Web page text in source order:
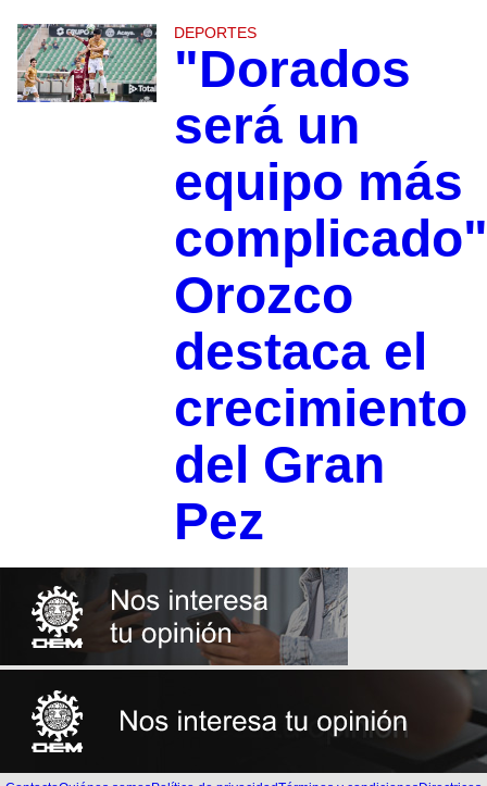
DEPORTES
"Dorados
será un
equipo más
Orozco
destaca el
crecimiento
del Gran
Pez